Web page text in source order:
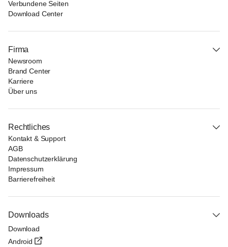
Verbundene Seiten
Download Center
Firma
Newsroom
Brand Center
Karriere
Über uns
Rechtliches
Kontakt & Support
AGB
Datenschutzerklärung
Impressum
Barrierefreiheit
Downloads
Download
Android